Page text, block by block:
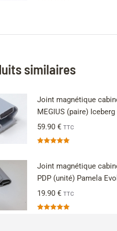
similaires
Joint magnétique
MEGIUS (paire)
59.90 € TTC
Joint magnétique
PDP (unité) Pamela
19.90 € TTC